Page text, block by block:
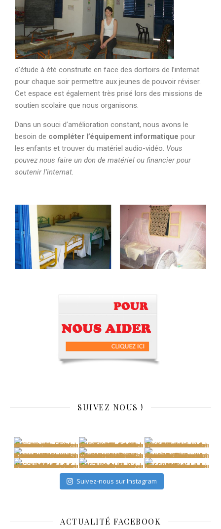
d’étude à été construite en face des dortoirs de l’internat
pour chaque soir permettre aux jeunes de pouvoir réviser.
Cet espace est également très prisé lors des missions de
soutien scolaire que nous organisons.
Dans un souci d’amélioration constant, nous avons le
besoin de compléter l’équipement informatique pour
les enfants et trouver du matériel audio-vidéo. Vous
pouvez nous faire un don de matériel ou financier pour
soutenir l’internat.
SUIVEZ NOUS !
Suivez-nous sur Instagram
ACTUALITÉ FACEBOOK